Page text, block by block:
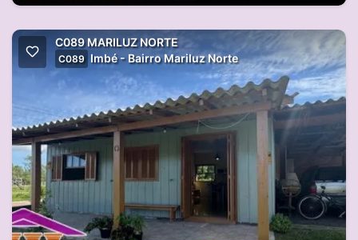
C089 MARILUZ NORTE
C089 Imbé - Bairro Mariluz Norte